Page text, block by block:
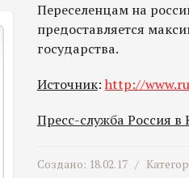
Переселенцам на
предоставляется
государства.
Источник: http://
Пресс-служба Россия в
Создано: 18.02.17 /